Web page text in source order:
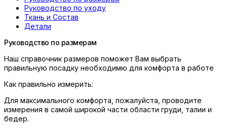
Руководство по уходу
Ткань и Состав
Детали
Руководство по размерам
Наш справочник размеров поможет Вам выбрать
правильную посадку необходимю для комфорта в работе
Как правильно измерить:
Для максимального комфорта, пожалуйста, проводите
измерения в самой широкой части области груди, талии и
бедер.